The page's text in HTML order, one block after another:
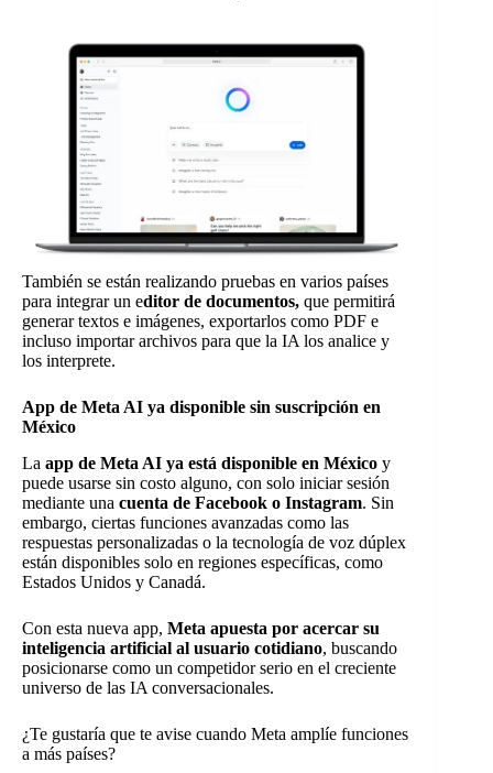
También se están realizando pruebas en varios países
para integrar un editor de documentos, que permitirá
generar textos e imágenes, exportarlos como PDF e
incluso importar archivos para que la IA los analice y
los interprete.
App de Meta AI ya disponible sin suscripción en
México
La app de Meta AI ya está disponible en México y
puede usarse sin costo alguno, con solo iniciar sesión
mediante una cuenta de Facebook o Instagram. Sin
embargo, ciertas funciones avanzadas como las
respuestas personalizadas o la tecnología de voz dúplex
están disponibles solo en regiones específicas, como
Estados Unidos y Canadá.
Con esta nueva app, Meta apuesta por acercar su
inteligencia artificial al usuario cotidiano, buscando
posicionarse como un competidor serio en el creciente
universo de las IA conversacionales.
¿Te gustaría que te avise cuando Meta amplíe funciones
a más países?